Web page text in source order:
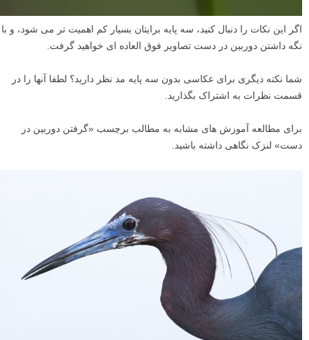
اگر این نکات را دنبال کنید، سه پایه برایتان بسیار کم اهمیت تر می شود، و با
نگه داشتن دوربین در دست تصاویر فوق العاده ای خواهید گرفت.
شما نکته دیگری برای عکاسی بدون سه پایه مد نظر دارید؟ لطفا آنها را در
قسمت نظرات به اشتراک بگذارید.
برای مطالعه آموزش های مشابه به مطالب برچسب «گرفتن دوربین در
دست» لنزک نگاهی داشته باشید.